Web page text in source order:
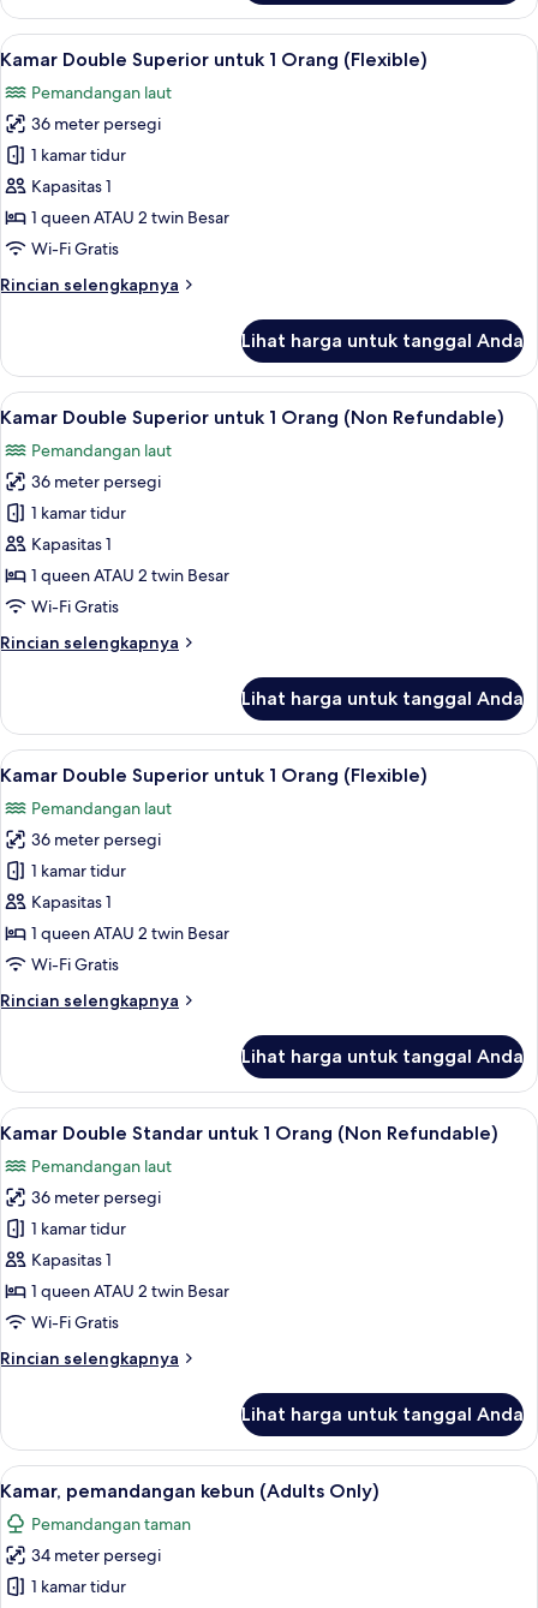
Kamar
Double
untuk
Orang,
pemandangan
laut
(Non
Refundable)
Lihat
semua
foto
untuk
Kamar
Double
Superior
untuk
Orang
Minibar, brankas, meja kerja, dan
6
Kamar Double Superior untuk 1 Orang (Flexible)
Pemandangan laut
36 meter persegi
1 kamar tidur
Kapasitas 1
1 queen ATAU 2 twin Besar
Wi-Fi Gratis
Rincian selengkapnya
Rincian
Kamar
Double
Superior
Orang
(Flexible)
Lihat harga untuk tanggal Anda
Lihat
semua
foto
untuk
Kamar
Double
Superior
untuk
Orang
Minibar, brankas, meja kerja, dan
6
Kamar Double Superior untuk 1 Orang (Non Refundable)
Pemandangan laut
36 meter persegi
1 kamar tidur
Kapasitas 1
1 queen ATAU 2 twin Besar
Wi-Fi Gratis
Rincian selengkapnya
Rincian
Kamar
Double
Superior
Orang
(Non
Refundable)
Lihat harga untuk tanggal Anda
Lihat
semua
foto
untuk
Kamar
Double
Superior
untuk
Orang
Minibar, brankas, meja kerja, dan
7
Kamar Double Superior untuk 1 Orang (Flexible)
Pemandangan laut
36 meter persegi
1 kamar tidur
Kapasitas 1
1 queen ATAU 2 twin Besar
Wi-Fi Gratis
Rincian selengkapnya
Rincian
Kamar
Double
Superior
Orang
(Flexible)
Lihat harga untuk tanggal Anda
Lihat
semua
foto
untuk
Kamar
Double
Standar
untuk
Orang
Minibar, brankas, meja kerja, dan
7
Kamar Double Standar untuk 1 Orang (Non Refundable)
Pemandangan laut
36 meter persegi
1 kamar tidur
Kapasitas 1
1 queen ATAU 2 twin Besar
Wi-Fi Gratis
Rincian selengkapnya
Rincian
Kamar
Double
Standar
untuk
Orang
(Non
Refundable)
Lihat harga untuk tanggal Anda
Lihat
semua
foto
untuk
Kamar,
Minibar, brankas, meja kerja, dan
6
Kamar, pemandangan kebun (Adults Only)
Pemandangan taman
34 meter persegi
1 kamar tidur